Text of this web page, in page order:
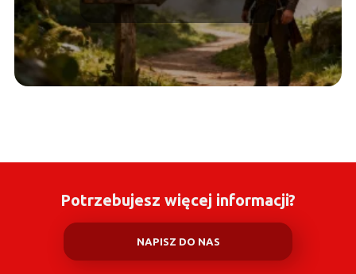
Potrzebujesz więcej informacji?
NAPISZ DO NAS